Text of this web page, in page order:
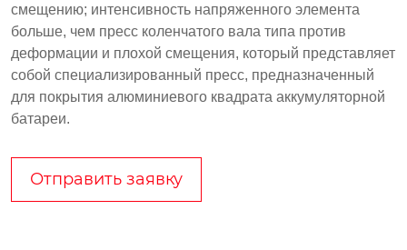
смещению; интенсивность напряженного элемента
больше, чем пресс коленчатого вала типа против
деформации и плохой смещения, который представляет
собой специализированный пресс, предназначенный
для покрытия алюминиевого квадрата аккумуляторной
батареи.
Отправить заявку